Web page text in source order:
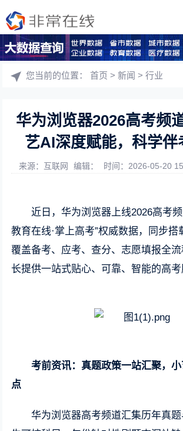
您当前的位置：首页 >新闻 >行业
华为浏览器2026高考频
艺AI深度赋能，科学伴
来源：互联网 编辑： 时间：2026-05-20
近日，华为浏览器上线2026高考
教育在线·掌上高考”权威数据，同步搭
覆盖备考、应考、查分、志愿填报全
长提供一站式贴心、可靠、智能的高考
考前资讯：真题政策一站汇聚，
点
华为浏览器高考频道汇集历年真